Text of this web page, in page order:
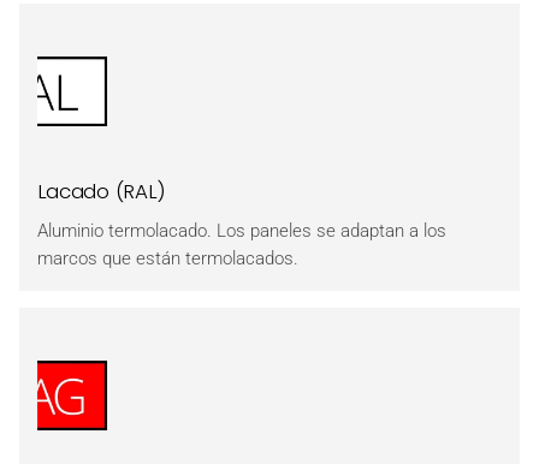
Lacado (RAL)
Aluminio termolacado. Los paneles se adaptan a los
marcos que están termolacados.